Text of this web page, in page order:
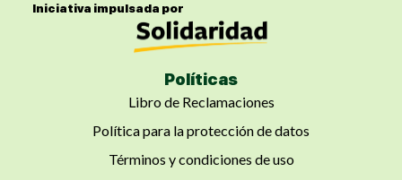
Iniciativa impulsada por
Políticas
Libro de Reclamaciones
Política para la protección de datos
Términos y condiciones de uso